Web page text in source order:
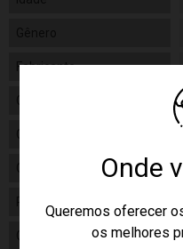
Onde
Queremos oferecer
os melhores
Fabricante
Conteúdo da Embalagem